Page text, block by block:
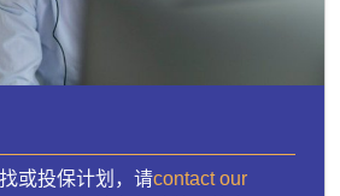
或投保计划，请contact our